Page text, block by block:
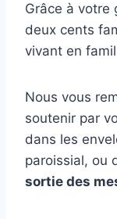
Grâce à votre
deux cents
vivant en
Nous vous
soutenir par
dans les
paroissial, ou
sortie des